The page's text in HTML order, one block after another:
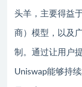
头羊，主要得益
商）模型，以及
制。通过让用户
Uniswap能够持